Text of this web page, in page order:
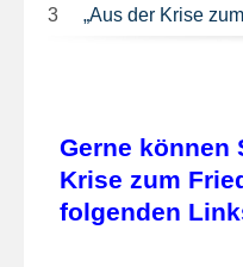
3 „Aus der Krise
Gerne können
Krise zum
folgenden